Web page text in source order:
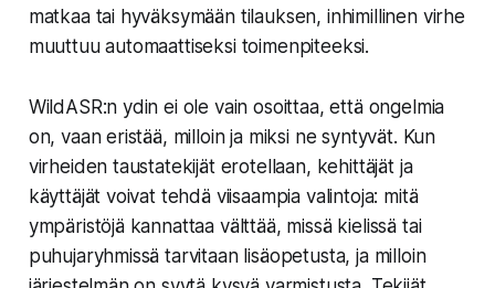
matkaa tai hyväksymään tilauksen, inhimillinen virhe
muuttuu automaattiseksi toimenpiteeksi.
WildASR:n ydin ei ole vain osoittaa, että ongelmia
on, vaan eristää, milloin ja miksi ne syntyvät. Kun
virheiden taustatekijät erotellaan, kehittäjät ja
käyttäjät voivat tehdä viisaampia valintoja: mitä
ympäristöjä kannattaa välttää, missä kielissä tai
puhujaryhmissä tarvitaan lisäopetusta, ja milloin